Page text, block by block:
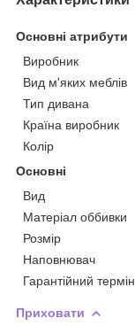
Основні атрибути
Виробник
Вид м'яких меблів
Тип дивана
Країна виробник
Колір
Основні
Вид
Матеріал оббивки
Розмір
Наповнювач
Гарантійний термін
Приховати